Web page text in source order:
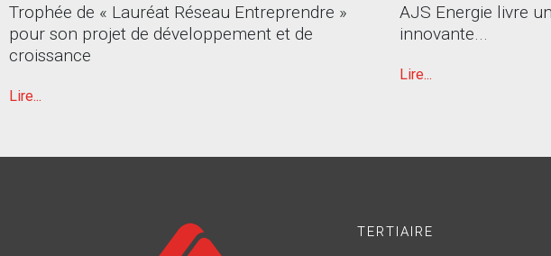
Trophée de « Lauréat Réseau Entreprendre »
pour son projet de développement et de
croissance
Lire...
AJS Energie livre
innovante...
Lire...
TERTIAIRE